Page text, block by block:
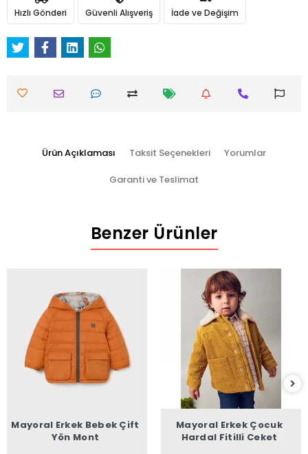
Hızlı Gönderi Güvenli Alışveriş İade ve Değişim
Ürün Açıklaması Taksit Seçenekleri Yorumlar
Garanti ve Teslimat
Benzer Ürünler
Mayoral Erkek Bebek Çift
Yön Mont
Mayoral Erkek Çocuk
Hardal Fitilli Ceket